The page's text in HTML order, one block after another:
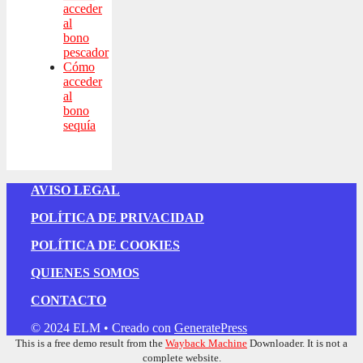
acceder
al
bono
pescador
Cómo
acceder
al
bono
sequía
AVISO LEGAL
POLÍTICA DE PRIVACIDAD
POLÍTICA DE COOKIES
QUIENES SOMOS
CONTACTO
© 2024 ELM • Creado con GeneratePress
This is a free demo result from the Wayback Machine Downloader. It is not a
complete website.